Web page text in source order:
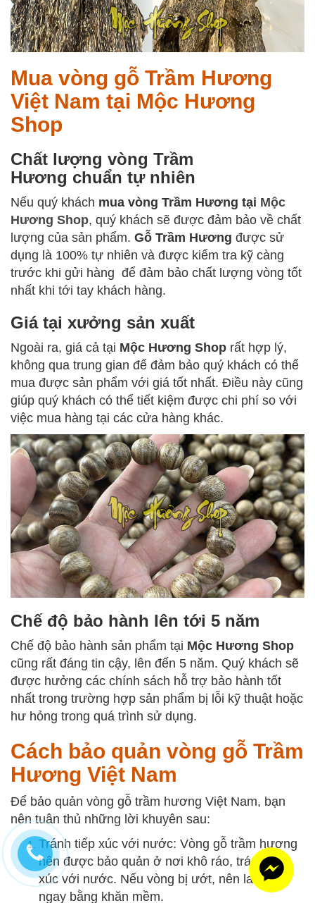
Mua vòng gỗ Trầm Hương
Việt Nam tại Mộc Hương
Shop
Chất lượng vòng Trầm
Hương chuẩn tự nhiên
Nếu quý khách mua vòng Trầm Hương tại Mộc
Hương Shop, quý khách sẽ được đảm bảo về chất
lượng của sản phẩm. Gỗ Trầm Hương được sử
dụng là 100% tự nhiên và được kiểm tra kỹ càng
trước khi gửi hàng để đảm bảo chất lượng vòng tốt
nhất khi tới tay khách hàng.
Giá tại xưởng sản xuất
Ngoài ra, giá cả tại Mộc Hương Shop rất hợp lý,
không qua trung gian để đảm bảo quý khách có thể
mua được sản phẩm với giá tốt nhất. Điều này cũng
giúp quý khách có thể tiết kiệm được chi phí so với
việc mua hàng tại các cửa hàng khác.
Chế độ bảo hành lên tới 5 năm
Chế độ bảo hành sản phẩm tại Mộc Hương Shop
cũng rất đáng tin cậy, lên đến 5 năm. Quý khách sẽ
được hưởng các chính sách hỗ trợ bảo hành tốt
nhất trong trường hợp sản phẩm bị lỗi kỹ thuật hoặc
hư hỏng trong quá trình sử dụng.
Cách bảo quản vòng gỗ Trầm
Hương Việt Nam
Để bảo quản vòng gỗ trầm hương Việt Nam, bạn
nên tuân thủ những lời khuyên sau:
Tránh tiếp xúc với nước: Vòng gỗ trầm hương
nên được bảo quản ở nơi khô ráo, tránh tiếp
xúc với nước. Nếu vòng bị ướt, nên lau khô
ngay bằng khăn mềm.